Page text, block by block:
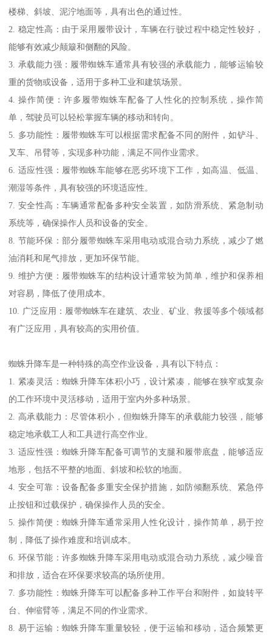
楼梯、斜坡、泥泞地面等，具有出色的通过性。
2. 稳定性高：由于采用履带设计，车辆在行驶过程中稳定性较好，
能够有效减少颠簸和侧翻的风险。
3. 承载能力强：履带蜘蛛车通常具有较强的承载能力，能够运输较
重的货物或设备，适用于多种工业和建筑场景。
4. 操作简便：许多履带蜘蛛车配备了人性化的控制系统，操作简
单，驾驶员可以轻松掌握车辆的移动和转向。
5. 多功能性：履带蜘蛛车可以根据需求配备不同的附件，如铲斗、
叉车、吊臂等，实现多种功能，满足不同作业需求。
6. 适应性强：履带蜘蛛车能够在恶劣环境下工作，如高温、低温、
潮湿等条件，具有较强的环境适应性。
7. 安全性高：车辆通常配备多种安全装置，如防滑系统、紧急制动
系统等，确保操作人员和设备的安全。
8. 节能环保：部分履带蜘蛛车采用电动或混合动力系统，减少了燃
油消耗和尾气排放，更加环保节能。
9. 维护方便：履带蜘蛛车的结构设计通常较为简单，维护和保养相
对容易，降低了使用成本。
10. 广泛应用：履带蜘蛛车在建筑、农业、矿业、救援等多个领域都
有广泛应用，具有较高的实用价值。
蜘蛛升降车是一种特殊的高空作业设备，具有以下特点：
1. 紧凑灵活：蜘蛛升降车体积小巧，设计紧凑，能够在狭窄或复杂
的工作环境中灵活移动，适用于室内外多种场景。
2. 高承载能力：尽管体积小，但蜘蛛升降车的承载能力较强，能够
稳定地承载工人和工具进行高空作业。
3. 适应性强：蜘蛛升降车配备可调节的支腿和履带底盘，能够适应
地形，包括不平整的地面、斜坡和松软的地面。
4. 安全可靠：设备配备多重安全保护措施，如防倾翻系统、紧急停
止按钮和过载保护，确保操作人员的安全。
5. 操作简便：蜘蛛升降车通常采用人性化设计，操作简单，易于控
制，降低了操作难度和培训成本。
6. 环保节能：许多蜘蛛升降车采用电动或混合动力系统，减少噪音
和排放，适合在环保要求较高的场所使用。
7. 多功能性：蜘蛛升降车可以配备多种工作平台和附件，如旋转平
台、伸缩臂等，满足不同的作业需求。
8. 易于运输：蜘蛛升降车重量较轻，便于运输和移动，适合频繁更